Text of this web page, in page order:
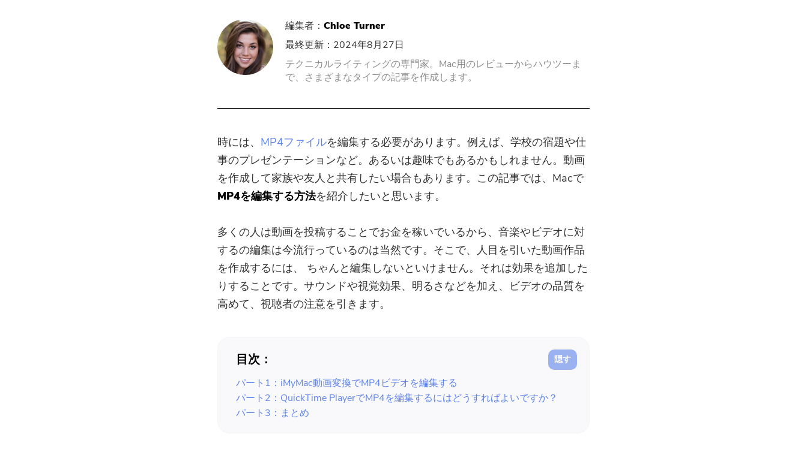
編集者： Chloe Turner
最終更新：2024年8月27日
テクニカルライティングの専門家。Mac用のレビューからハウツーま
で、さまざまなタイプの記事を作成します。
時には、 MP4ファイルを編集する必要があります。例えば、学校の宿題や仕
事のプレゼンテーションなど。あるいは趣味でもあるかもしれません。動画
を作成して家族や友人と共有したい場合もあります。この記事では、 Macで
MP4を編集する方法を紹介したいと思います。
多くの人は動画を投稿することでお金を稼いでいるから、音楽やビデオに対
するの編集は今流行っているのは当然です。そこで、人目を引いた動画作品
を作成するには、 ちゃんと編集しないといけません。それは効果を追加した
りすることです。サウンドや視覚効果、明るさなどを加え、ビデオの品質を
高めて、視聴者の注意を引きます。
目次：
パート1：iMyMac動画変換でMP4ビデオを編集する
パート2：QuickTime PlayerでMP4を編集するにはどうすればよいですか？
パート3：まとめ